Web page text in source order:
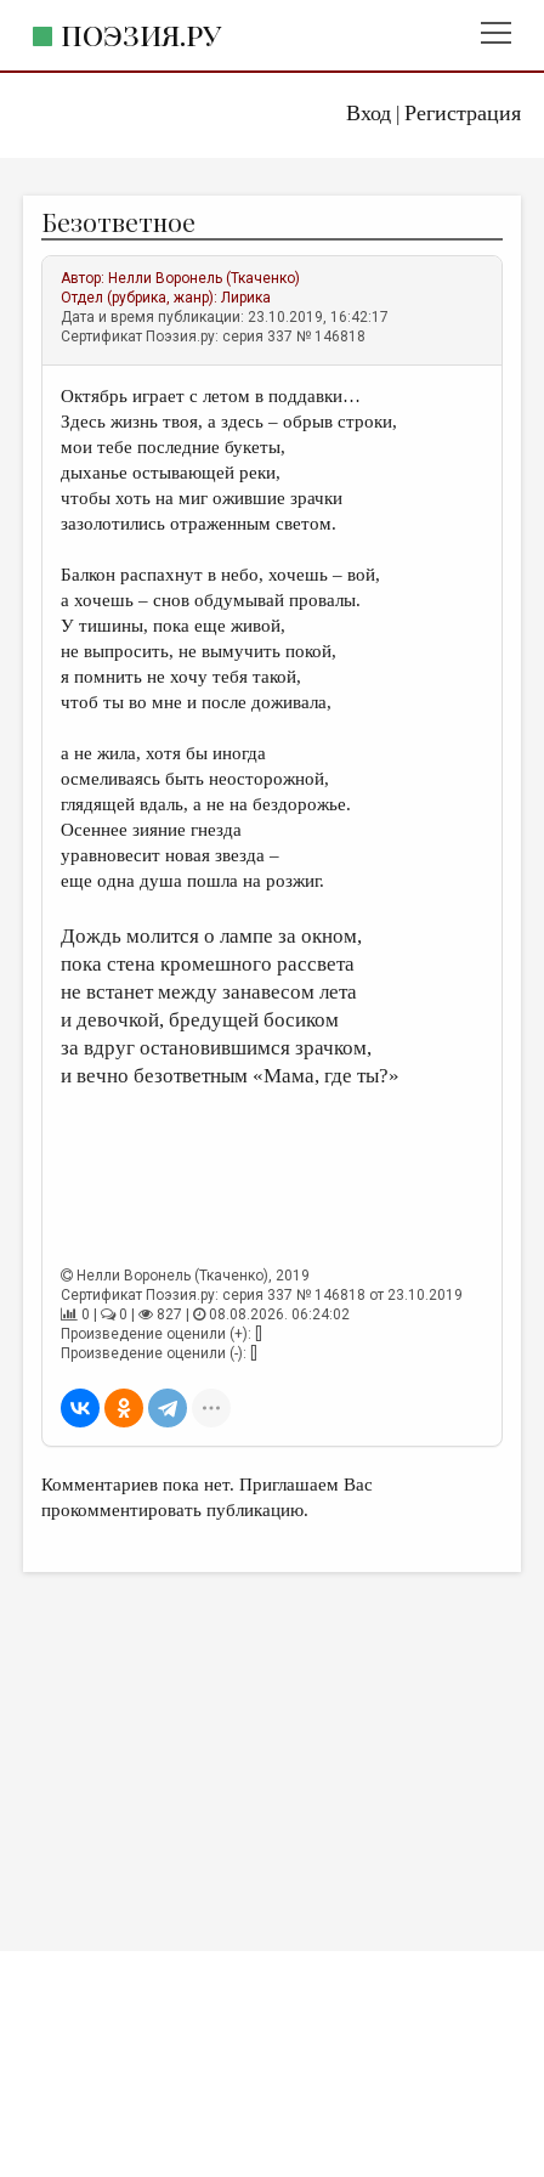
Вход| Регистрация
ПОЭЗИЯ.РУ
ЖАНРЫ
АВТОРЫ
КОММЕНТАРИИ
ЛИТСАЛОН
НОВОСТИ
ПРАВИЛА САЙТА
ОТДЕЛЫ И РУБРИКИ
ИЗБРАННОЕ
ДАЙДЖЕСТ
ПРОИЗВЕДЕНИЯ
ПЕРЕВОДЫ
КОНКУРСЫ
ДЕТСКАЯ КОМНАТА
КНИЖНАЯ ПОЛКА
ОБЗОР ЛИТЕРАТУРЫ
СТРАНИЦЫ ПАМЯТИ
КОЛОНКА РЕДАКТОРА
РЕДКОЛЛЕГИЯ
ОТ РЕДАКЦИИ
ПУБЛИЦИСТИКА
РЕЦЕНЗИРОВАНИЕ
ЦИКЛЫ ПУБЛИКАЦИЙ
ТРЕДИАКОВСКИЙ
МЕДИА
ВКОНТАКТЕ
Безответное
Автор: Нелли Воронель (Ткаченко)
Отдел (рубрика, жанр):Лирика
Дата и время публикации: 23.10.2019, 16:42:17
Сертификат Поэзия.ру: серия 337 № 146818
Октябрь играет с летом в поддавки…
Здесь жизнь твоя, а здесь – обрыв строки,
мои тебе последние букеты,
дыханье остывающей реки,
чтобы хоть на миг ожившие зрачки
зазолотились отраженным светом.
Балкон распахнут в небо, хочешь – вой,
а хочешь – снов обдумывай провалы.
У тишины, пока еще живой,
не выпросить, не вымучить покой,
я помнить не хочу тебя такой,
чтоб ты во мне и после доживала,
а не жила, хотя бы иногда
осмеливаясь быть неосторожной,
глядящей вдаль, а не на бездорожье.
Осеннее зияние гнезда
уравновесит новая звезда –
еще одна душа пошла на розжиг.
Дождь молится о лампе за окном,
пока стена кромешного рассвета
не встанет между занавесом лета
и девочкой, бредущей босиком
за вдруг остановившимся зрачком,
и вечно безответным «Мама, где ты?»
Нелли Воронель (Ткаченко), 2019
Сертификат Поэзия.ру: серия 337 № 146818 от 23.10.2019
0 |
0 | 827 |
08.08.2026. 06:24:02
Произведение оценили (+): []
Произведение оценили (-): []
Комментариев пока нет. Приглашаем Вас
прокомментировать публикацию.